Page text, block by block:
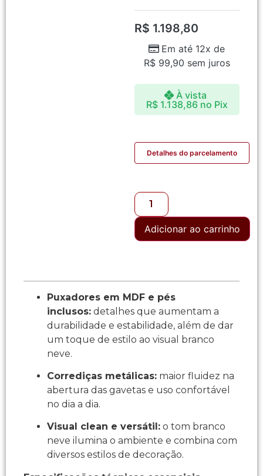
R$ 1.198,80
Em até 12x de
R$99,90 sem juros
À vista
R$1.138,86 no Pix
Detalhes do parcelamento
Adicionar ao carrinho
Puxadores em MDF e pés
inclusos: detalhes que aumentam a
durabilidade e estabilidade, além de dar
um toque de estilo ao visual branco
neve.
Corrediças metálicas: maior fluidez na
abertura das gavetas e uso confortável
no dia a dia.
Visual clean e versátil: o tom branco
neve ilumina o ambiente e combina com
diversos estilos de decoração.